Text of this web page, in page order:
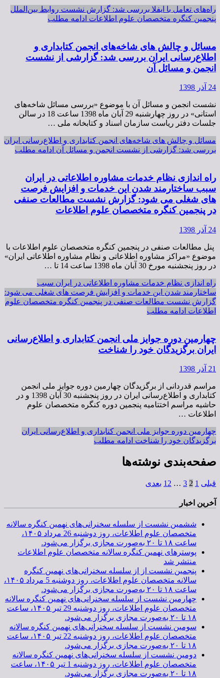
راه‌های تعامل با ایفلا بررسی شد: گزارش نشست روابط بین‌الملل
پنجمین کنگره متخصصان علوم اطلاعات ادامه مطلب
مسائل و چالش های شاخه‌های انجمن کتابداری و
اطلاع‌رسانی ایران بررسی شد: گزارشی از نشست
انجمن و مسائل آن
24 آذر 1398
نشست انجمن و مسائل آن با موضوع «بررسی مسائل شاخه‌های
استانی» در روز چهارشنبه 29 آبان ماه 1398 ساعت 18 در سالن
جلسات دفتر ریاست سازمان اسناد و کتابخانه ملی …
مسائل و چالش های شاخه‌های انجمن کتابداری و اطلاع‌رسانی ایران
بررسی شد: گزارشی از نشست انجمن و مسائل آن ادامه مطلب
راه اندازی نظام خدمات مشاوره اطلاعاتی در ایران
سبب ساختارمند شدن این خدمات و افزایش فرصت
های شغلی می شود: گزارش نشست مطالعات صنفی
در پنجمین کنگره متخصصان علوم اطلاعات
24 آذر 1398
پنل مطالعات صنفی در پنجمین کنگره متخصصان علوم اطلاعات با
موضوع «مراکز مشاوره اطلاعاتی و نظام مشاوره اطلاعاتی ایران»
در روز پنجشنبه مورخ 30 آبان ماه 1398 ساعت 14 تا …
راه اندازی نظام خدمات مشاوره اطلاعاتی در ایران سبب
ساختارمند شدن این خدمات و افزایش فرصت های شغلی می شود:
گزارش نشست مطالعات صنفی در پنجمین کنگره متخصصان علوم
اطلاعات ادامه مطلب
چهارمین دوره جوایز ملی انجمن کتابداری و اطلاع‌رسانی
ایران برگزیدگان خود را شناخت
21 آذر 1398
مراسم قدردانی از برگزیدگان چهارمین دوره جوایز ملی انجمن
کتابداری و اطلاع‌رسانی ایران در روز پنجشنبه 30 آبان 1398 و در
حاشیه مراسم اختتامیه پنجمین دوره کنگره متخصصان علوم
اطلاعات …
چهارمین دوره جوایز ملی انجمن کتابداری و اطلاع‌رسانی ایران
برگزیدگان خود را شناخت ادامه مطلب
صفحه‌بندی نوشته‌ها
قبلی 1
2
3
…
12 بعدی
آخرین اخبار
ششمین نشست از سلسله سخنرانی‌های نهمین کنگره سالانه
متخصصان علوم اطلاعات، روز دوشنبه 26 مرداد ۱۴۰۵،
ساعت ۱۸ تا ۲۰ به‌صورت مجازی برگزار می‌شود.
پوسترهای نهمین کنگره سالانه متخصصان علوم اطلاعات
منتشر شد
پنجمین نشست از از سلسله سخنرانی‌های نهمین کنگره
سالانه متخصصان علوم اطلاعات، روز دوشنبه 5 مرداد ۱۴۰۵،
ساعت ۱۸ تا ۲۰ به‌صورت مجازی برگزار می‌شود.
چهارمین نشست از سلسله سخنرانی‌های نهمین کنگره سالانه
متخصصان علوم اطلاعات، روز دوشنبه 29 تیر ۱۴۰۵، ساعت
۱۸ تا ۲۰ به‌صورت مجازی برگزار می‌شود.
سومین نشست از سلسله سخنرانی‌های نهمین کنگره سالانه
متخصصان علوم اطلاعات، روز دوشنبه 22 تیر ۱۴۰۵، ساعت
۱۸ تا ۲۰ به‌صورت مجازی برگزار می‌شود.
دومین نشست از سلسله سخنرانی‌های نهمین کنگره سالانه
متخصصان علوم اطلاعات، روز دوشنبه 1 تیر ۱۴۰۵، ساعت
۱۸ تا ۲۰ به‌صورت مجازی برگزار می‌شود.